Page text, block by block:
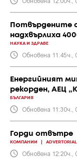
Потвърдените
надхвърлиха
НАУКА И ЗДРАВЕ
Обновена 11:45ч.,
Енергийният
рекорден, АЕЦ
БЪЛГАРИЯ
Обновена 11:30ч.,
Горди отвътре
КОМПАНИИ ADVERTORIAL
Обновена 12:20ч.,